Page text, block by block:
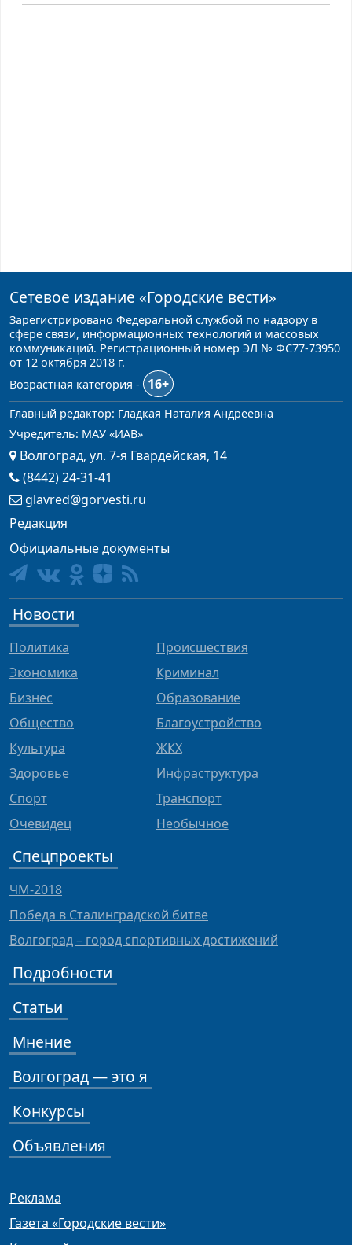
Сетевое издание «Городские вести»
Зарегистрировано Федеральной службой по надзору в
сфере связи, информационных технологий и массовых
коммуникаций. Регистрационный номер ЭЛ № ФС77-73950
от 12 октября 2018 г.
Возрастная категория -
16+
Главный редактор: Гладкая Наталия Андреевна
Учредитель: МАУ «ИАВ»
Волгоград, ул. 7-я Гвардейская, 14
(8442) 24-31-41
glavred@gorvesti.ru
Редакция
Официальные документы
Новости
Политика
Экономика
Бизнес
Общество
Культура
Здоровье
Спорт
Очевидец
Происшествия
Криминал
Образование
Благоустройство
ЖКХ
Инфраструктура
Транспорт
Необычное
Спецпроекты
ЧМ-2018
Победа в Сталинградской битве
Волгоград – город спортивных достижений
Подробности
Статьи
Мнение
Волгоград — это я
Конкурсы
Объявления
Реклама
Газета «Городские вести»